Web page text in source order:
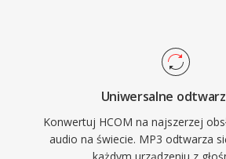
operacyjnych i urzadzeniach
Uniwersalne
Konwertuj HCOM na najszerzej
audio na świecie. MP3 odtwarza